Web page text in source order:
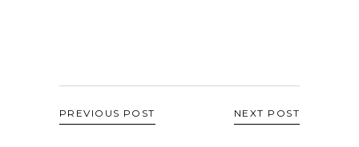
PREVIOUS POST NEXT POST